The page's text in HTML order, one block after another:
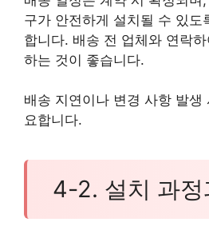
구가 안전하게 설치될 수 있도
합니다. 배송 전 업체와 연락
하는 것이 좋습니다.
배송 지연이나 변경 사항 발생
요합니다.
4-2. 설치 과정